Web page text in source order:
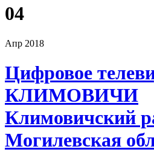
04
Апр 2018
Цифровое
КЛИМОВИЧИ
Климовичский
Могилевская